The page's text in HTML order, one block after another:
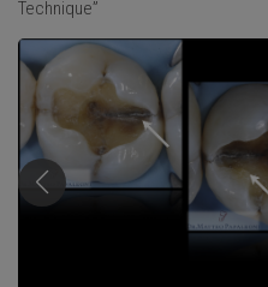
Technique”